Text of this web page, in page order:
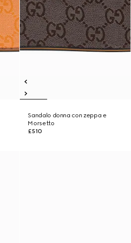
Sandalo donna con zeppa e
Morsetto
£510